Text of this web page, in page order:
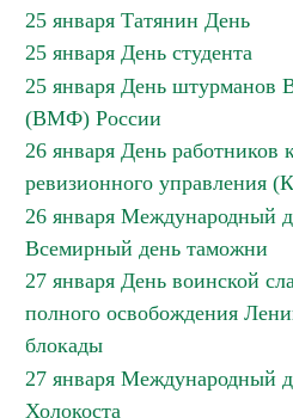
25 января Татянин День
25 января День студента
25 января День штурманов
(ВМФ) России
26 января День работников
ревизионного управления
26 января Международный
Всемирный день таможни
27 января День воинской
полного освобождения
блокады
27 января Международный
Холокоста